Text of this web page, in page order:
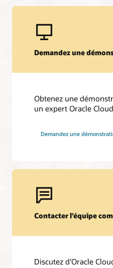
Demandez une
Obtenez une
un expert Oracle
Demandez une
Contacter l’équipe
Discutez d’Oracle